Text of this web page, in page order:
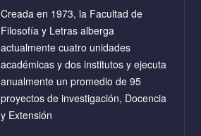
Creada en 1973, la Facultad de
Filosofía y Letras alberga
actualmente cuatro unidades
académicas y dos institutos y ejecuta
anualmente un promedio de 95
proyectos de investigación, Docencia
y Extensión